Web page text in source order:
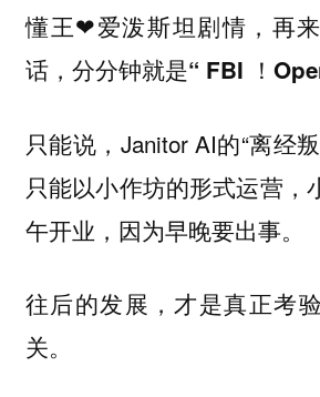
懂王❤爱泼斯坦剧情，再
话，分分钟就是“ FBI ！
只能说，Janitor AI的“离经
只能以小作坊的形式运营，
午开业，因为早晚要出事。
往后的发展，才是真正考
关。